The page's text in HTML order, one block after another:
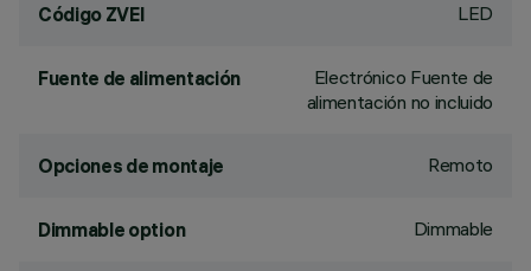
Código ZVEI LED
Fuente de alimentación
Electrónico Fuente de
alimentación no incluido
Opciones de montaje Remoto
Dimmable option Dimmable